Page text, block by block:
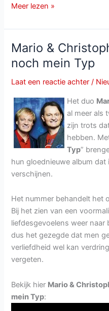
Immer
Sonntags
van
5
juli
2015
Meer lezen »
Mario &
noch mein Typ
Laat een reactie achter /
Het duo
al meer als
zijn trots
hebben.
Typ”
hun gloednieuwe album
verschijnen.
Het nummer behandelt het
Bij het zien van een
liefdesgevoelens weer
dus het gezegde dat men
verliefdheid wel kan
vergeten.
Bekijk hier Mario &
mein Typ: